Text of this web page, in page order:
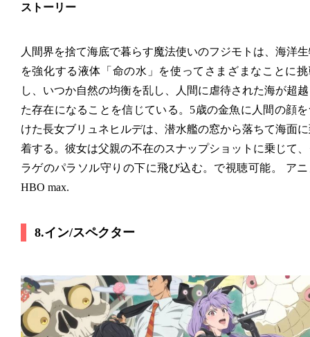
ストーリー
人間界を捨て海底で暮らす魔法使いのフジモトは、海洋
を強化する液体「命の水」を使ってさまざまなことに挑
し、いつか自然の均衡を乱し、人間に虐待された海が超
た存在になることを信じている。5歳の金魚に人間の顔
けた長女ブリュネヒルデは、潜水艦の窓から落ちて海面
着する。彼女は父親の不在のスナップショットに乗じて
ラゲのパラソル守りの下に飛び込む。で視聴可能。 ア
HBO max.
8.イン/スペクター